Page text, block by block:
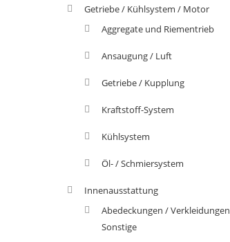
Getriebe / Kühlsystem / Motor
Aggregate und Riementrieb
Ansaugung / Luft
Getriebe / Kupplung
Kraftstoff-System
Kühlsystem
Öl- / Schmiersystem
Innenausstattung
Abedeckungen / Verkleidungen
Sonstige